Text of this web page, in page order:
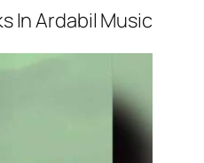
In Ardabil Music